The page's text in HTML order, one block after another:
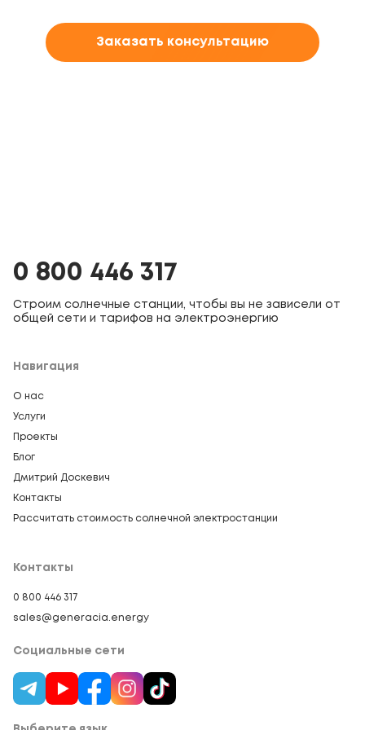
Заказать консультацию
0 800 446 317
Строим солнечные станции, чтобы вы не зависели от
общей сети и тарифов на электроэнергию
Навигация
О нас
Услуги
Проекты
Блог
Дмитрий Доскевич
Контакты
Рассчитать стоимость солнечной электростанции
Контакты
0 800 446 317
sales@generacia.energy
Социальные сети